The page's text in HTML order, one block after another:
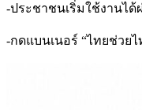
-ประชาชนเริ่มใช้งานได้
-กดแบนเนอร์ “ไทยช่วย